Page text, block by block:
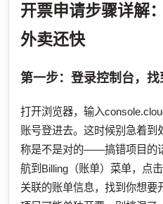
开票申请步骤详解
外卖还快
第一步：登录控制台，找
打开浏览器，输入
账号登进去。这时候别急着到
称是不是对的——搞错项目的
航到Billing（账单）菜单，点
关联的账单信息，找到你想要